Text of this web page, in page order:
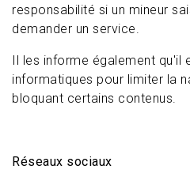
responsabilité si un mineur
demander un service.
Il les informe également qu'il
informatiques pour limiter la
bloquant certains contenus.
Réseaux sociaux